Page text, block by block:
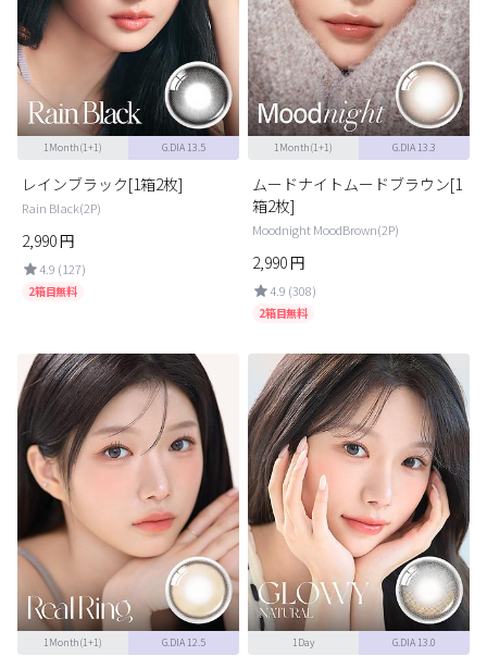
1Month(1+1) G.DIA 13.5
レインブラック[1箱2枚]
Rain Black(2P)
2,990円
4.9 (127)
2箱目無料
1Month(1+1) G.DIA 13.3
ムードナイトムードブラウン[1
箱2枚]
Moodnight MoodBrown(2P)
2,990円
4.9 (308)
2箱目無料
1Month(1+1) G.DIA 12.5 1Day G.DIA 13.0